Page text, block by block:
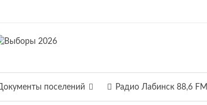
поселений Радио Лабинск 88,6 FM